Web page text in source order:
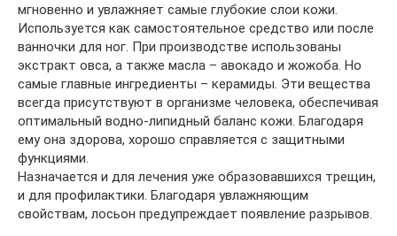
мгновенно и увлажняет самые глубокие слои кожи.
Используется как самостоятельное средство или после
ванночки для ног. При производстве использованы
экстракт овса, а также масла – авокадо и жожоба. Но
самые главные ингредиенты – керамиды. Эти вещества
всегда присутствуют в организме человека, обеспечивая
оптимальный водно-липидный баланс кожи. Благодаря
ему она здорова, хорошо справляется с защитными
функциями.
Назначается и для лечения уже образовавшихся трещин,
и для профилактики. Благодаря увлажняющим
свойствам, лосьон предупреждает появление разрывов.